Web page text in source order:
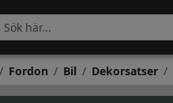
Fordon Bil Dekorsatser